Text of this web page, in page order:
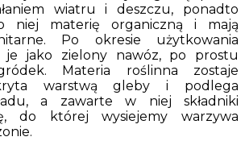
wiatru i deszczu, ponadto
niej materię organiczną i mają
Po okresie użytkowania
je jako zielony nawóz, po prostu
Materia roślinna zostaje
warstwą gleby i podlega
a zawarte w niej składniki
do której wysiejemy warzywa